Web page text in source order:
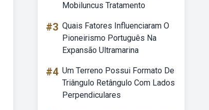
Mobiluncus Tratamento
#3 Quais Fatores Influenciaram O
Pioneirismo Português Na
Expansão Ultramarina
#4 Um Terreno Possui Formato De
Triângulo Retângulo Com Lados
Perpendiculares